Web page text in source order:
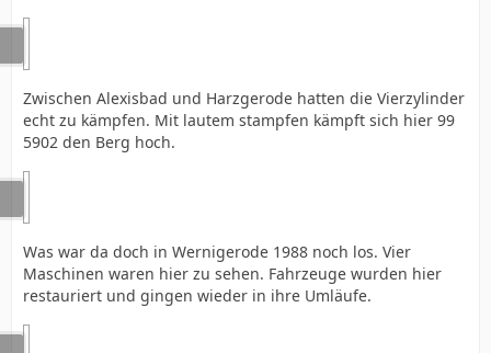
Zwischen Alexisbad und Harzgerode hatten die Vierzylinder
echt zu kämpfen. Mit lautem stampfen kämpft sich hier 99
5902 den Berg hoch.
Was war da doch in Wernigerode 1988 noch los. Vier
Maschinen waren hier zu sehen. Fahrzeuge wurden hier
restauriert und gingen wieder in ihre Umläufe.